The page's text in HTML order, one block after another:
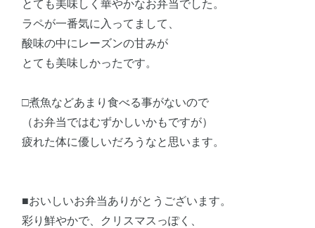
とても美味しく華やかなお弁当でした。
ラペが一番気に入ってまして、
酸味の中にレーズンの甘みが
とても美味しかったです。
□煮魚などあまり食べる事がないので
（お弁当ではむずかしいかもですが）
疲れた体に優しいだろうなと思います。
■おいしいお弁当ありがとうございます。
彩り鮮やかで、クリスマスっぽく、